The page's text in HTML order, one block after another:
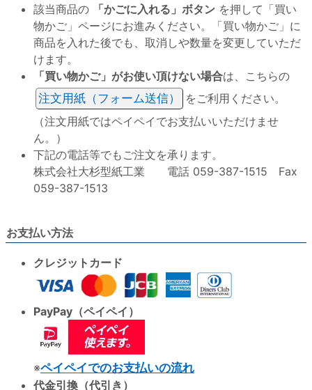
該当商品の
「かごに入れる」ボタン を押して「買い
物かご」ページにお進みください。「買い物かご」に
商品を入れた後でも、取消しや数量を変更していただ
けます。
「買い物かご」がお使い頂けない場合は、こちらの
注文用紙（フォーム送信）
をご利用ください。
（注文用紙ではペイペイでお支払いいただけませ
ん。）
下記の電話等でもご注文を承ります。
株式会社大杉型紙工業 電話 059-387-1515 Fax
059-387-1513
お支払い方法
クレジットカード
PayPay（ペイペイ）
※ペイペイでのお支払いの流れ
代金引換（代引き）